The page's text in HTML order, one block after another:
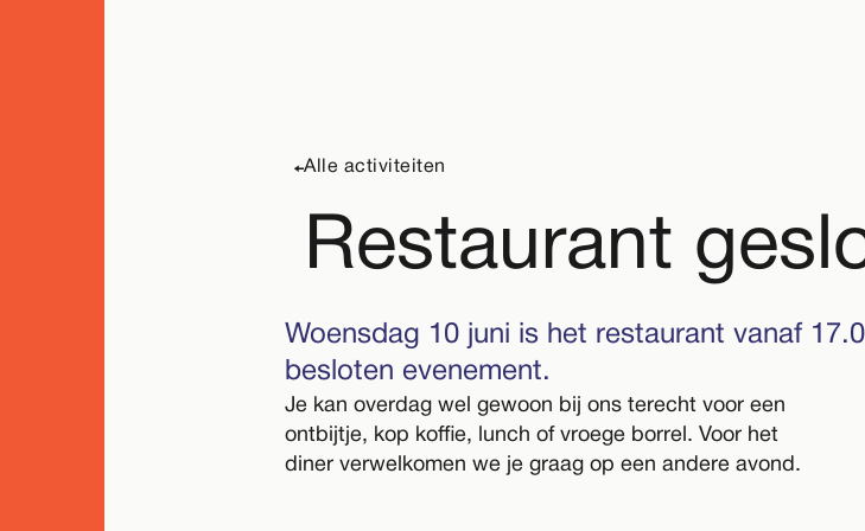
Alle activiteiten
Restaurant
Woensdag 10 juni is het restaurant vanaf
besloten evenement.
Je kan overdag wel gewoon bij ons terecht voor een
ontbijtje, kop koffie, lunch of vroege borrel. Voor het
diner verwelkomen we je graag op een andere avond.